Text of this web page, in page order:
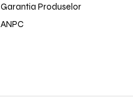
Garantia Produselor
ANPC